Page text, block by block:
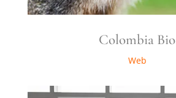
Colombia Bio
Web